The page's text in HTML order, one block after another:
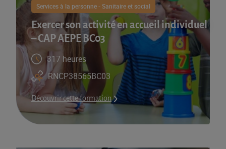
Services à la personne - Sanitaire et social
Exercer son activité en accueil individuel
– CAP AEPE BC03
317 heures
RNCP38565BC03
Découvrir cette formation